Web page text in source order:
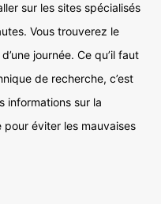
sur les sites spécialisés
Vous trouverez le
journée. Ce qu’il faut
de recherche, c’est
informations sur la
éviter les mauvaises